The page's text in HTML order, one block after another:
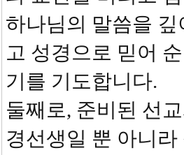
하나님의 말씀을
고 성경으로 믿어
기를 기도합니다.
둘째로, 준비된 선
경선생일 뿐 아니